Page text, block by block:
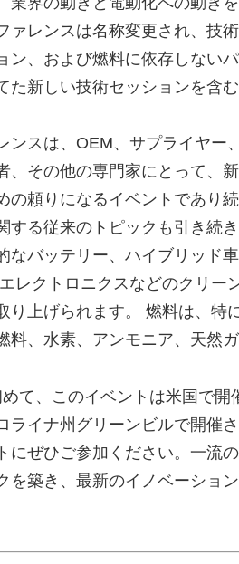
ァレンスは名称変更され、技
ン、および燃料に依存しない
た新しい技術セッションを含
ンスは、OEM、サプライヤー
、その他の専門家にとって、
の頼りになるイベントであり
する従来のトピックも引き続
なバッテリー、ハイブリッド
レクトロニクスなどのクリー
り上げられます。 燃料は、特
料、水素、アンモニア、天然
て、このイベントは米国で開
ライナ州グリーンビルで開催
にぜひご参加ください。一流
を築き、最新のイノベーショ